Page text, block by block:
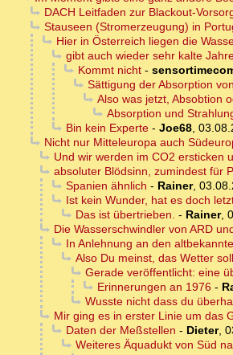
DACH Leitfaden zur Blackout-
Stauseen (Stromerzeugung) in
Hier in Österreich liegen die
gibt auch wieder sehr kalte
Kommt nicht-
Sättigung der Absorption
Also was jetzt, Absobtion
Absorption und
Bin kein Experte- Joe68,
Nicht nur Mitteleuropa auch
Und wir werden im CO2 ersticken
absoluter Blödsinn, zumindest für
Spanien ähnlich - Rainer,
Ist kein Wunder, hat es doch
Das ist übertrieben. - Rainer,
Die Wasserschwindler von ARD
In Anlehnung an den
Also Du meinst, das Wetter
Gerade veröffentlicht: eine
Erinnerungen an 1976-
Wusste nicht dass du
Mir ging es in erster Linie um das
Daten der Meßstellen - Dieter,
Weiteres Äquadukt von Süd